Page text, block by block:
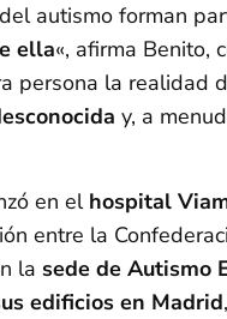
autismo forman
ella«, afirma Benito,
persona la realidad
y, a
en el hospital
entre la
la sede de Autismo
edificios en Madrid